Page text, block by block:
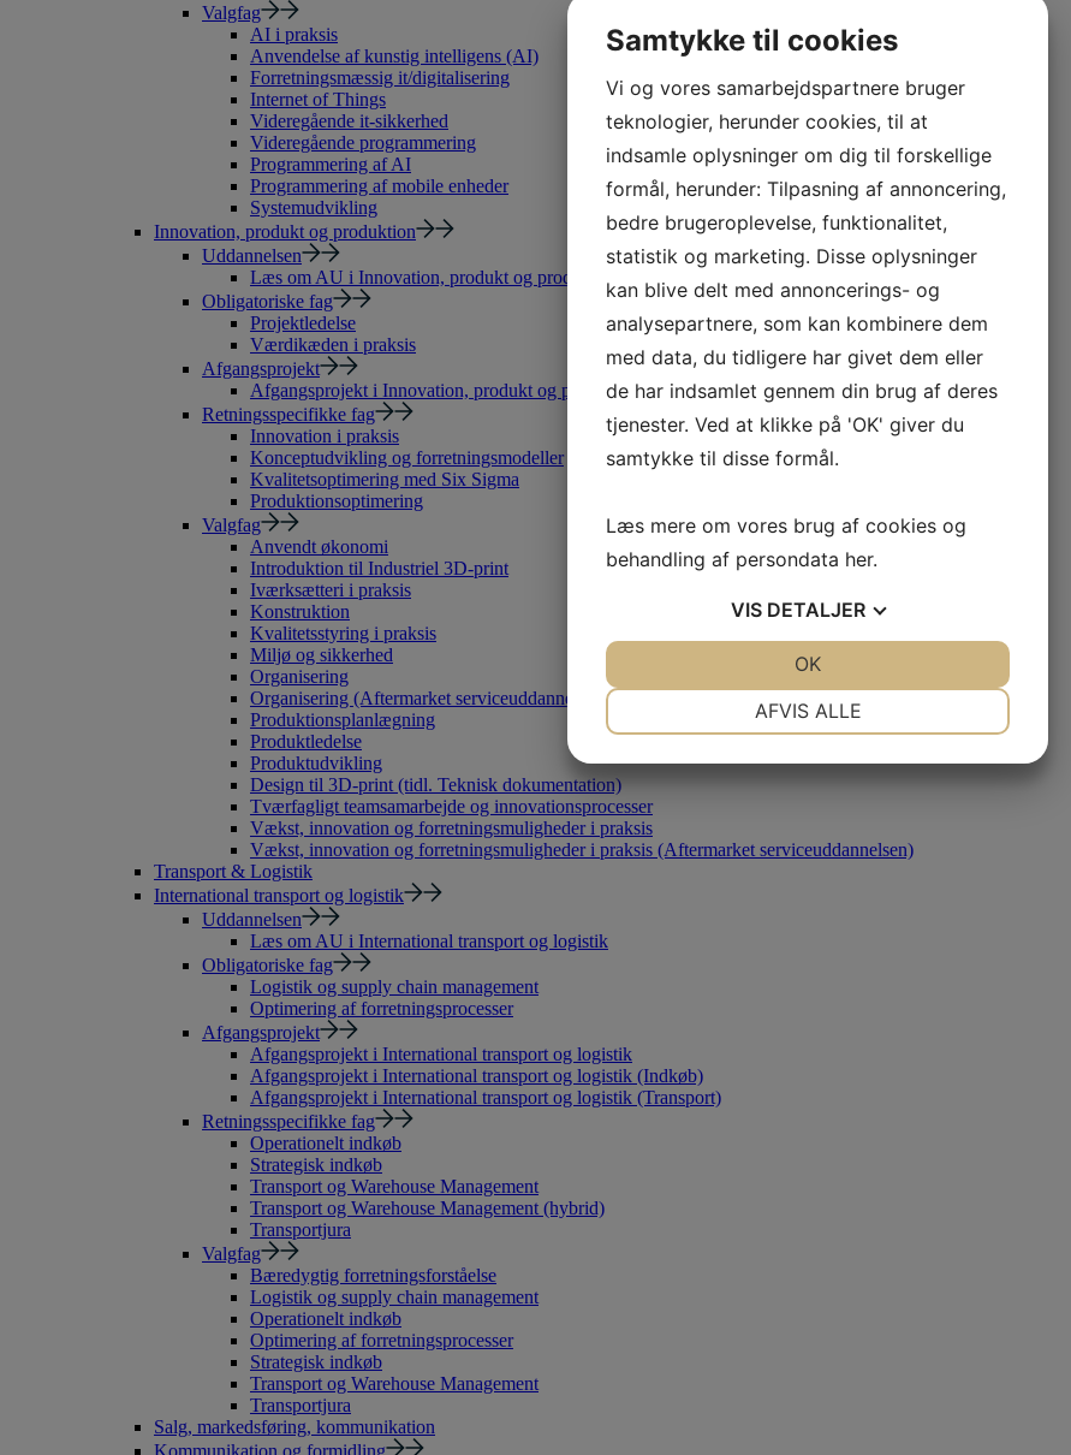
Valgfag
AI i praksis
Anvendelse af kunstig intelligens (AI)
Forretningsmæssig it/digitalisering
Internet of Things
Videregående it-sikkerhed
Videregående programmering
Programmering af AI
Programmering af mobile enheder
Systemudvikling
Innovation, produkt og produktion
Uddannelsen
Læs om AU i Innovation, produkt og produktion
Obligatoriske fag
Projektledelse
Værdikæden i praksis
Afgangsprojekt
Afgangsprojekt i Innovation, produkt og produktion
Retningsspecifikke fag
Innovation i praksis
Konceptudvikling og forretningsmodeller
Kvalitetsoptimering med Six Sigma
Produktionsoptimering
Valgfag
Anvendt økonomi
Introduktion til Industriel 3D-print
Iværksætteri i praksis
Konstruktion
Kvalitetsstyring i praksis
Miljø og sikkerhed
Organisering
Organisering (Aftermarket serviceuddannelsen)
Produktionsplanlægning
Produktledelse
Produktudvikling
Design til 3D-print (tidl. Teknisk dokumentation)
Tværfagligt teamsamarbejde og innovationsprocesser
Vækst, innovation og forretningsmuligheder i praksis
Vækst, innovation og forretningsmuligheder i praksis (Aftermarket serviceuddannelsen)
Transport & Logistik
International transport og logistik
Uddannelsen
Læs om AU i International transport og logistik
Obligatoriske fag
Logistik og supply chain management
Optimering af forretningsprocesser
Afgangsprojekt
Afgangsprojekt i International transport og logistik
Afgangsprojekt i International transport og logistik (Indkøb)
Afgangsprojekt i International transport og logistik (Transport)
Retningsspecifikke fag
Operationelt indkøb
Strategisk indkøb
Transport og Warehouse Management
Transport og Warehouse Management (hybrid)
Transportjura
Valgfag
Bæredygtig forretningsforståelse
Logistik og supply chain management
Operationelt indkøb
Optimering af forretningsprocesser
Strategisk indkøb
Transport og Warehouse Management
Transportjura
Salg, markedsføring, kommunikation
Kommunikation og formidling
Samtykke til cookies
Vi og vores samarbejdspartnere bruger
teknologier, herunder cookies, til at
indsamle oplysninger om dig til forskellige
formål, herunder: Tilpasning af annoncering,
bedre brugeroplevelse, funktionalitet,
statistik og marketing. Disse oplysninger
kan blive delt med annoncerings- og
analysepartnere, som kan kombinere dem
med data, du tidligere har givet dem eller
de har indsamlet gennem din brug af deres
tjenester. Ved at klikke på 'OK' giver du
samtykke til disse formål.
Læs mere om vores brug af cookies og
behandling af persondata her.
VIS DETALJER
AFVIS ALLE
OK